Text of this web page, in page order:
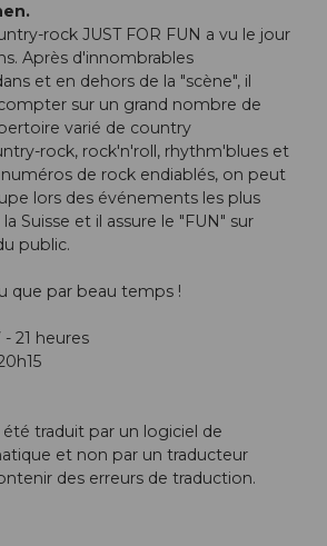
rock JUST FOR FUN a vu le jour
Après d'innombrables
et en dehors de la "scène", il
sur un grand nombre de
varié de country
rock, rock'n'roll, rhythm'blues et
de rock endiablés, on peut
lors des événements les plus
Suisse et il assure le "FUN" sur
public.
que par beau temps !
21 heures
traduit par un logiciel de
et non par un traducteur
des erreurs de traduction.